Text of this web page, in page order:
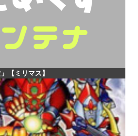
【ミリマス】